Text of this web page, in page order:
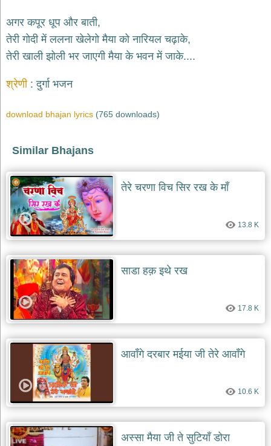
गणेश
भजन
ganesh
राम
bhajans
भजन
bhajans
विविध
भजन
miscellaneous
bhajans
विष्णु
भजन
vishnu
bhajans
बाबा
बालक
नाथ
भजन
baba
bhajans
देश
भक्ति
patriotic
bhajans
अगर कपूर धूप और बाती,
तेरी गोदी में ललना खेलेगो मैया को नारियल चढ़ाके,
तेरी खाली झोली भर जाएगी मैया के भवन में जाके....
श्रेणी दुर्गा भजन
download bhajan lyrics (765 downloads)
Similar Bhajans
तेरे चरणा विच सिर रख के माँ
13.8 K
साडा हक़ इथे रख
17.8 K
आवाँगे दरबार मईया जी तेरे आवाँगे
10.6 K
अस्सा मैया जी ते सुटियाँ डोरा